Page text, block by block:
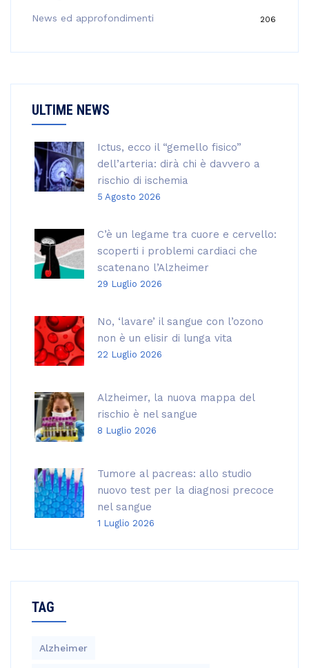
News ed approfondimenti 206
ULTIME NEWS
Ictus, ecco il “gemello fisico”
dell’arteria: dirà chi è davvero a
rischio di ischemia
5 Agosto 2026
C’è un legame tra cuore e cervello:
scoperti i problemi cardiaci che
scatenano l’Alzheimer
29 Luglio 2026
No, ‘lavare’ il sangue con l’ozono
non è un elisir di lunga vita
22 Luglio 2026
Alzheimer, la nuova mappa del
rischio è nel sangue
8 Luglio 2026
Tumore al pacreas: allo studio
nuovo test per la diagnosi precoce
nel sangue
1 Luglio 2026
TAG
Alzheimer